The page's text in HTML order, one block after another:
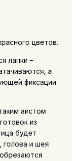
цветов.
лапки –
а
фиксации
аистом
из
будет
голова и шея